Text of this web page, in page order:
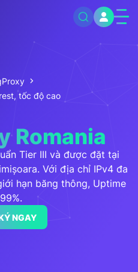
tốc độ cao
Romania
Tier III và được đặt tại
Với địa chỉ IPv4 đa
hạn băng thông, Uptime
NGAY